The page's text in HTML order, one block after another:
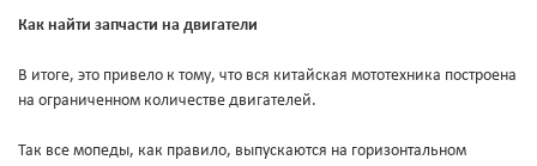
Как найти запчасти на двигатели
В итоге, это привело к тому, что вся китайская мототехника построена
на ограниченном количестве двигателей.
Так все мопеды, как правило, выпускаются на горизонтальном